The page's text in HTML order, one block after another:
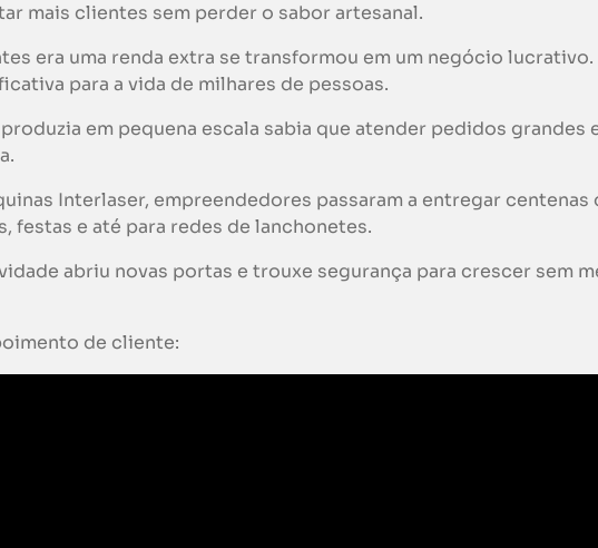
mais clientes sem perder o sabor artesanal.
era uma renda extra se transformou em um negócio lucrativo.
para a vida de milhares de pessoas.
em pequena escala sabia que atender pedidos grandes
Interlaser, empreendedores passaram a entregar centenas
festas e até para redes de lanchonetes.
abriu novas portas e trouxe segurança para crescer sem
de cliente: